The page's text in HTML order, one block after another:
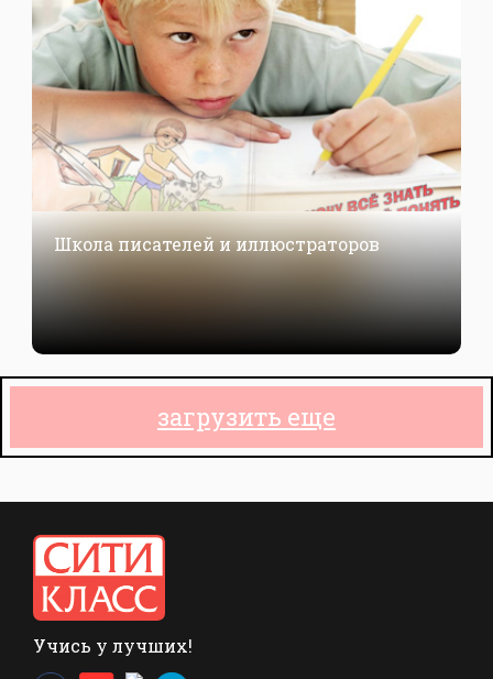
Школа писателей и иллюстраторов
загрузить еще
Учись у лучших!